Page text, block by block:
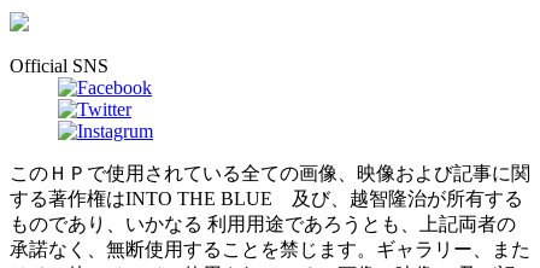
Official SNS
このＨＰで使用されている全ての画像、映像および記事に関
する著作権はINTO THE BLUE 及び、越智隆治が所有する
ものであり、いかなる 利用用途であろうとも、上記両者の
承諾なく、無断使用することを禁じます。ギャラリー、また